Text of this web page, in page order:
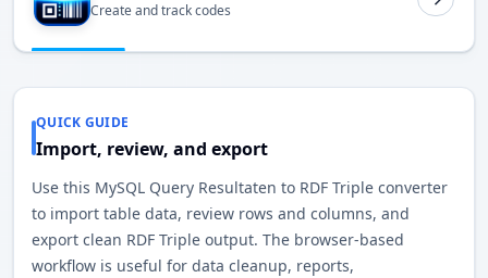
Create and track codes
QUICK GUIDE
Import, review, and export
Use this MySQL Query Resultaten to RDF Triple converter
to import table data, review rows and columns, and
export clean RDF Triple output. The browser-based
workflow is useful for data cleanup, reports,